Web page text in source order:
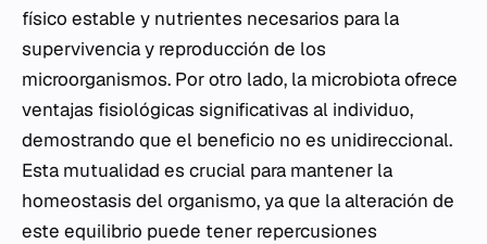
físico estable y nutrientes necesarios para la
supervivencia y reproducción de los
microorganismos. Por otro lado, la microbiota ofrece
ventajas fisiológicas significativas al individuo,
demostrando que el beneficio no es unidireccional.
Esta mutualidad es crucial para mantener la
homeostasis del organismo, ya que la alteración de
este equilibrio puede tener repercusiones